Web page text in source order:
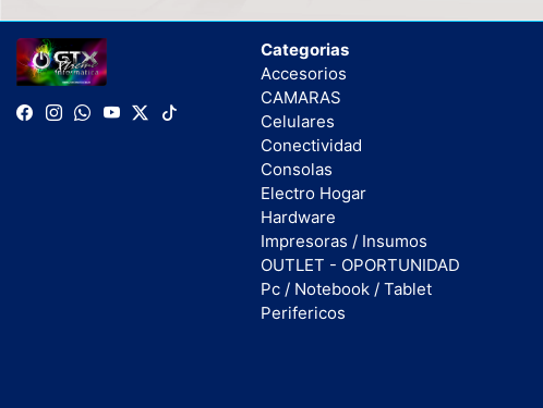
Categorias
Accesorios
CAMARAS
Celulares
Conectividad
Consolas
Electro Hogar
Hardware
Impresoras / Insumos
OUTLET - OPORTUNIDAD
Pc / Notebook / Tablet
Perifericos